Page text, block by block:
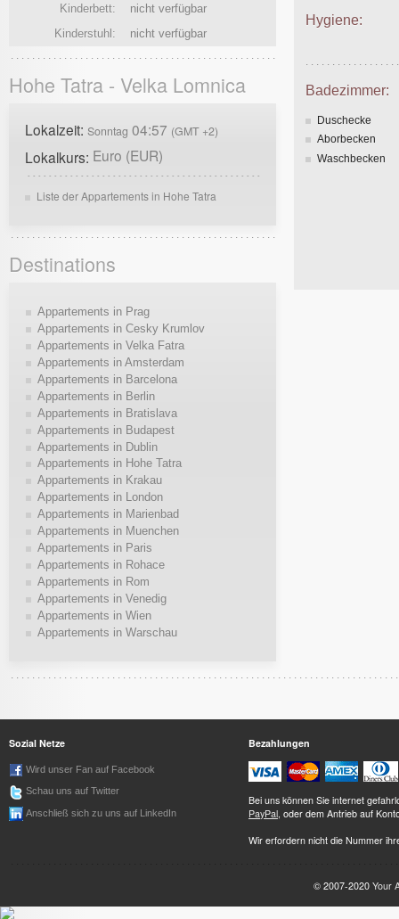
Hygiene:
Badezimmer:
Duschecke
Aborbecken
Waschbecken
Kinderbett:
nicht verfügbar
Kinderstuhl:
nicht verfügbar
Hohe Tatra - Velka Lomnica
Lokalzeit: Sonntag 04:57 (GMT +2)
Lokalkurs: Euro (EUR)
Liste der Appartements in Hohe Tatra
Destinations
Appartements in Prag
Appartements in Cesky Krumlov
Appartements in Velka Fatra
Appartements in Amsterdam
Appartements in Barcelona
Appartements in Berlin
Appartements in Bratislava
Appartements in Budapest
Appartements in Dublin
Appartements in Hohe Tatra
Appartements in Krakau
Appartements in London
Appartements in Marienbad
Appartements in Muenchen
Appartements in Paris
Appartements in Rohace
Appartements in Rom
Appartements in Venedig
Appartements in Wien
Appartements in Warschau
Sozial Netze
Wird unser Fan auf Facebook
Schau uns auf Twitter
Anschließ sich zu uns auf LinkedIn
Bezahlungen
Bei uns können Sie internet
PayPal, oder dem Antrieb auf
Wir erfordern nicht die Nummer
© 2007-2020 Your